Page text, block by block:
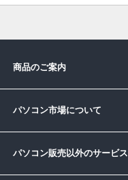
商品のご案内
パソコン市場について
パソコン販売以外のサービス